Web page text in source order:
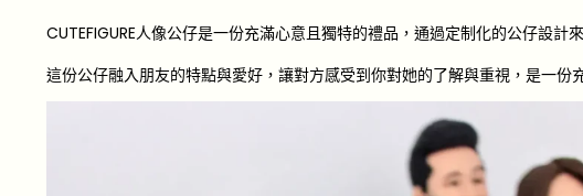
CUTEFIGURE人像公仔是一份充滿心意且獨特的禮品，通過定制化的公仔設
這份公仔融入朋友的特點與愛好，讓對方感受到你對她的了解與重視，是一份